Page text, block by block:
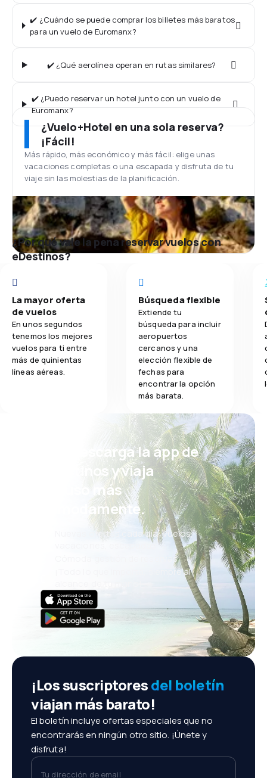
✔️ ¿Cuándo se puede comprar los billetes más baratos
para un vuelo de Euromanx?
✔️ ¿Qué aerolínea operan en rutas similares?
✔️ ¿Puedo reservar un hotel junto con un vuelo de
Euromanx?
¿Vuelo+Hotel en una sola reserva?
¡Fácil!
Más rápido, más económico y más fácil: elige unas
vacaciones completas o una escapada y disfruta de tu
viaje sin las molestias de la planificación.
¿Por qué vale la pena reservar vuelos con
eDestinos?
La mayor oferta
de vuelos
En unos segundos
tenemos los mejores
vuelos para ti entre
más de quinientas
líneas aéreas.
Búsqueda flexible
Extiende tu
búsqueda para incluir
aeropuertos
cercanos y una
elección flexible de
fechas para
encontrar la opción
más barata.
¡Eh! Descarga la app de
eDestinos y viaja
incluso más
cómodamente.
Nuevas ofertas cada día: vuelos,
vacaciones, escapadas
Cómoda gestión de reservas
¡Todo lo que importa, siempre al
¡Los suscriptoresdel boletín
viajan más barato!
El boletín incluye ofertas especiales que no
encontrarás en ningún otro sitio. ¡Únete y
disfruta!
Tu dirección de email